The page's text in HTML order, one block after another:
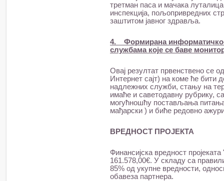
третман паса и мачака
инспекција, пољопривредних
заштитом јавног здравља.
4. Формирана информатичко-
службама које се баве
Овај резултат првенствено се
Интернет сајт) на коме ће бити
надлежних служби, стању на
имаће и саветодавну рубрику,
могућношћу постављања
мађарски ) и биће редовно
ВРЕДНОСТ ПРОЈЕКТА
Финансијска вредност
161.578,00€. У складу са
85% од укупне вредности,
обавеза партнера.